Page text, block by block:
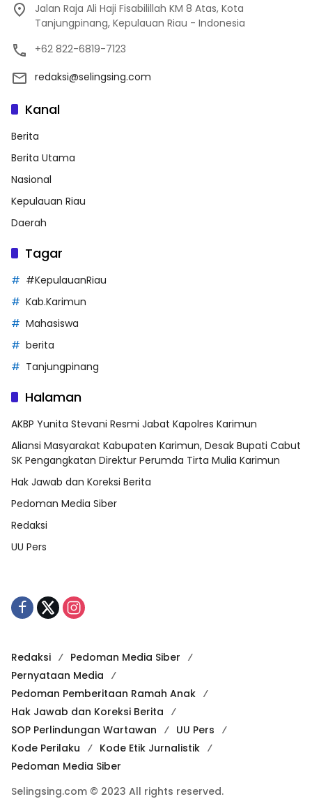
Jalan Raja Ali Haji Fisabilillah KM 8 Atas, Kota
Tanjungpinang, Kepulauan Riau - Indonesia
+62 822-6819-7123
redaksi@selingsing.com
Kanal
Berita
Berita Utama
Nasional
Kepulauan Riau
Daerah
Tagar
#KepulauanRiau
Kab.Karimun
Mahasiswa
berita
Tanjungpinang
Halaman
AKBP Yunita Stevani Resmi Jabat Kapolres Karimun
Aliansi Masyarakat Kabupaten Karimun, Desak Bupati Cabut
SK Pengangkatan Direktur Perumda Tirta Mulia Karimun
Hak Jawab dan Koreksi Berita
Pedoman Media Siber
Redaksi
UU Pers
Redaksi
Pedoman Media Siber
Pernyataan Media
Pedoman Pemberitaan Ramah Anak
Hak Jawab dan Koreksi Berita
SOP Perlindungan Wartawan
UU Pers
Kode Perilaku
Kode Etik Jurnalistik
Pedoman Media Siber
Selingsing.com © 2023 All rights reserved.